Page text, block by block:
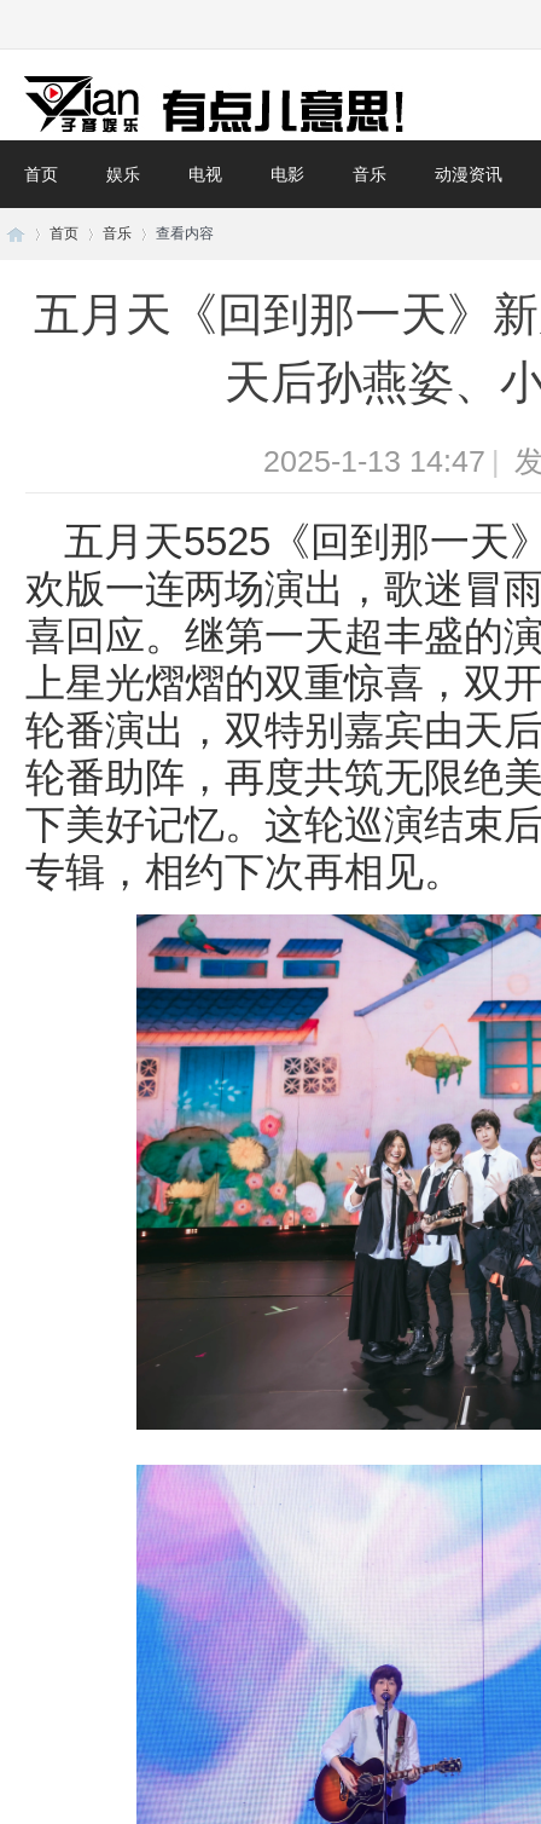
首页 娱乐 电视 电影 音乐 动漫资讯
首页
›
音乐
›
查看内容
五月天《回到那一天》
天后孙燕姿、
2025-1-13 14:47
五月天5525《回到那一天
欢版一连两场演出，歌迷冒
喜回应。继第一天超丰盛的
上星光熠熠的双重惊喜，双
轮番演出，双特别嘉宾由天
轮番助阵，再度共筑无限绝
下美好记忆。这轮巡演结束
专辑，相约下次再相见。